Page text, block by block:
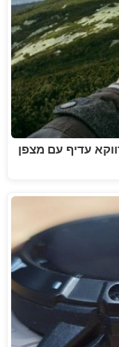
עדיף עם מצפן